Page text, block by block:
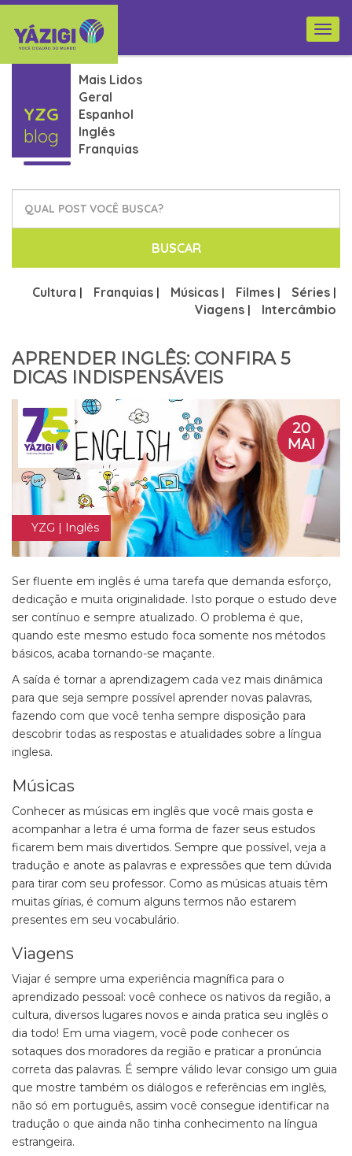
YZG
blog
Mais Lidos
Geral
Espanhol
Inglês
Franquias
BUSCAR
Cultura | Franquias | Músicas | Filmes | Séries |
Viagens | Intercâmbio
APRENDER INGLÊS: CONFIRA 5
DICAS INDISPENSÁVEIS
YZG | Inglês
20
MAI
Ser fluente em inglês é uma tarefa que demanda esforço,
dedicação e muita originalidade. Isto porque o estudo deve
ser contínuo e sempre atualizado. O problema é que,
quando este mesmo estudo foca somente nos métodos
básicos, acaba tornando-se maçante.
A saída é tornar a aprendizagem cada vez mais dinâmica
para que seja sempre possível aprender novas palavras,
fazendo com que você tenha sempre disposição para
descobrir todas as respostas e atualidades sobre a língua
inglesa.
Músicas
Conhecer as músicas em inglês que você mais gosta e
acompanhar a letra é uma forma de fazer seus estudos
ficarem bem mais divertidos. Sempre que possível, veja a
tradução e anote as palavras e expressões que tem dúvida
para tirar com seu professor. Como as músicas atuais têm
muitas gírias, é comum alguns termos não estarem
presentes em seu vocabulário.
Viagens
Viajar é sempre uma experiência magnífica para o
aprendizado pessoal: você conhece os nativos da região, a
cultura, diversos lugares novos e ainda pratica seu inglês o
dia todo! Em uma viagem, você pode conhecer os
sotaques dos moradores da região e praticar a pronúncia
correta das palavras. É sempre válido levar consigo um guia
que mostre também os diálogos e referências em inglês,
não só em português, assim você consegue identificar na
tradução o que ainda não tinha conhecimento na língua
estrangeira.